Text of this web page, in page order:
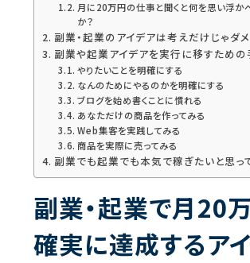
月に20万円の仕事と聞くと何を思い浮か
か？
副業・起業のアイデアは考えだけじゃダメ
副業や起業アイデアを実行に移すための
やりたいことを明確にする
なんのためにやるのかを明確にする
ブログを始め書くことに慣れる
あなただけの商品を作ってみる
Web集客を実践してみる
商品を実際に売ってみる
副業でも起業でも本気で稼ぎたいと思っ
副業・起業で月20
確実に達成するア